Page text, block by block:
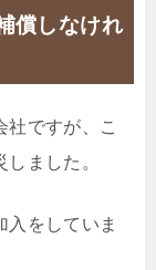
償しなけれ
ですが、こ
ました。
をしていま